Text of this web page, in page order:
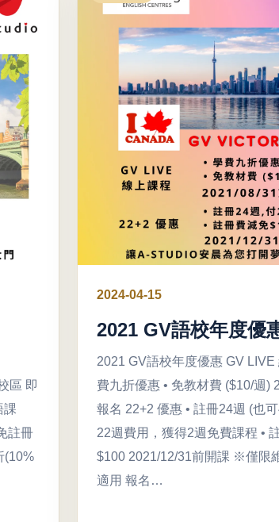
區 即
課
註冊
(10%
2024-04-15
2021 GV語校年度優
2021 GV語校年度優惠 GV LIVE
費九折優惠 • 免教材費 ($10/週)
報名 22+2 優惠 • 註冊24週 (也
22週費用，獲得2週免費課程 •
$100 2021/12/31前開課 ※僅限
適用 報名…